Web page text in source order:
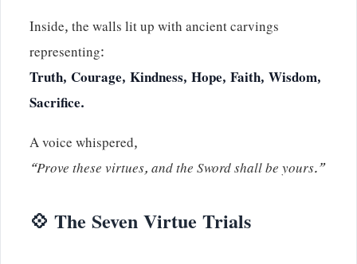
Inside, the walls lit up with ancient carvings
representing:
Truth, Courage, Kindness, Hope, Faith, Wisdom,
Sacrifice.
A voice whispered,
“Prove these virtues, and the Sword shall be yours.”
💠 The Seven Virtue Trials